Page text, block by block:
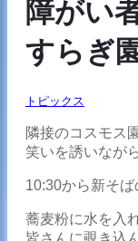
障がい
すらぎ
トピックス
隣接のコスモス
笑いを誘いなが
10:30から新そば
蕎麦粉に水を入
皆さんに覗き込